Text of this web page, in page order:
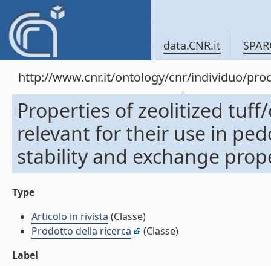
data.CNR.it
http://www.cnr.it/ontology/cnr/individuo/
Properties of zeolitized
relevant for their use in
stability and exchange
Type
Articolo in rivista (Classe)
Prodotto della ricerca
(Classe)
Label